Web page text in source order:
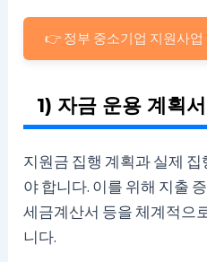
👉 정부 중소기업 지원사업
1) 자금 운용 계획
지원금 집행 계획과 실제
야 합니다. 이를 위해 지출
세금계산서 등을 체계적으
니다.